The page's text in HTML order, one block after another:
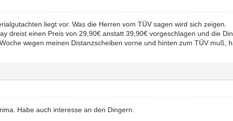
liegt vor. Was die Herren vom TÜV sagen wird sich zeigen.
dreist einen Preis von 29,90€ anstatt 39,90€ vorgeschlagen und die
wegen meinen Distanzscheiben vorne und hinten zum TÜV muß,
Habe auch interesse an den Dingern.